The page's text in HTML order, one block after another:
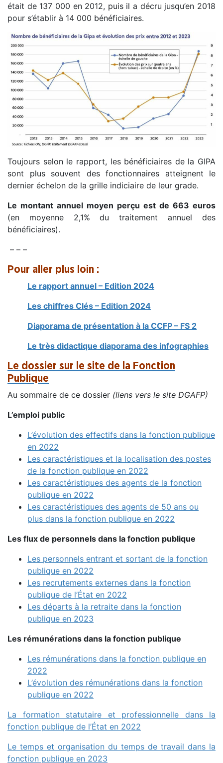
était de 137 000 en 2012, puis il a décru jusqu’en 2018
pour s’établir à 14 000 bénéficiaires.
Toujours selon le rapport, les bénéficiaires de la GIPA
sont plus souvent des fonctionnaires atteignent le
dernier échelon de la grille indiciaire de leur grade.
Le montant annuel moyen perçu est de 663 euros
(en moyenne 2,1% du traitement annuel des
bénéficiaires).
– – –
Pour aller plus loin :
Le rapport annuel – Edition 2024
Les chiffres Clés – Edition 2024
Diaporama de présentation à la CCFP – FS 2
Le très didactique diaporama des infographies
Le dossier sur le site de la Fonction
Publique
Au sommaire de ce dossier (liens vers le site DGAFP)
L’emploi public
L’évolution des effectifs dans la fonction publique
en 2022
Les caractéristiques et la localisation des postes
de la fonction publique en 2022
Les caractéristiques des agents de la fonction
publique en 2022
Les caractéristiques des agents de 50 ans ou
plus dans la fonction publique en 2022
Les flux de personnels dans la fonction publique
Les personnels entrant et sortant de la fonction
publique en 2022
Les recrutements externes dans la fonction
publique de l’État en 2022
Les départs à la retraite dans la fonction
publique en 2023
Les rémunérations dans la fonction publique
Les rémunérations dans la fonction publique en
2022
L’évolution des rémunérations dans la fonction
publique en 2022
La formation statutaire et professionnelle dans la
fonction publique de l’État en 2022
Le temps et organisation du temps de travail dans la
fonction publique en 2023